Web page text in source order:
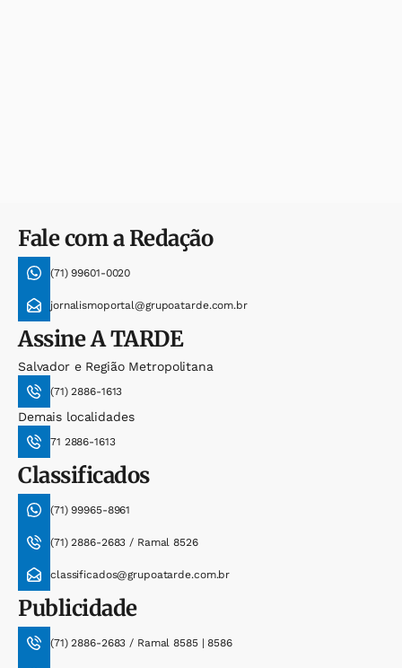
Fale com a Redação
(71) 99601-0020
jornalismoportal@grupoatarde.com.br
AssineA TARDE
Salvador e Região Metropolitana
(71) 2886-1613
Demais localidades
71 2886-1613
Classificados
(71) 99965-8961
(71) 2886-2683 / Ramal 8526
classificados@grupoatarde.com.br
Publicidade
(71) 2886-2683 / Ramal 8585 | 8586